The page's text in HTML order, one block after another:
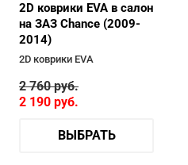
2D коврики EVA в салон
на ЗАЗ Chance (2009-
2014)
2D коврики EVA
2 760руб.
2 190 руб.
ВЫБРАТЬ